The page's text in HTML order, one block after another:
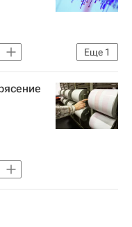
Еще 1
Цунами и землетрясения на Камчатке и в Сахалинской области